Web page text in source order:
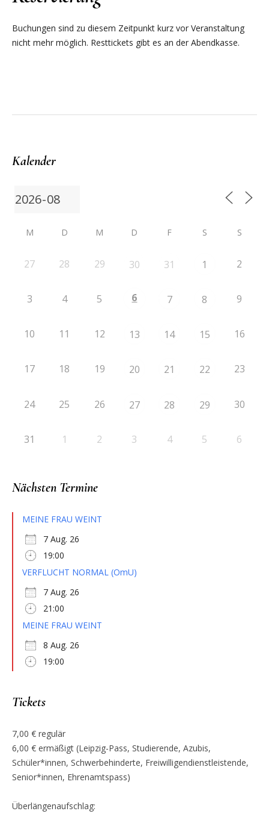
Buchungen sind zu diesem Zeitpunkt kurz vor Veranstaltung
nicht mehr möglich. Resttickets gibt es an der Abendkasse.
Kalender
M D M D F S S
27 28 29 30 31 1 2
3 4 5 6 7 8 9
10 11 12 13 14 15 16
17 18 19 20 21 22 23
24 25 26 27 28 29 30
31 1 2 3 4 5 6
Nächsten Termine
MEINE FRAU WEINT
7 Aug. 26
19:00
VERFLUCHT NORMAL (OmU)
7 Aug. 26
21:00
MEINE FRAU WEINT
8 Aug. 26
19:00
Tickets
7,00 € regulär
6,00 € ermäßigt (Leipzig-Pass, Studierende, Azubis,
Schüler*innen, Schwerbehinderte, Freiwilligendienstleistende,
Senior*innen, Ehrenamtspass)
Überlängenaufschlag: